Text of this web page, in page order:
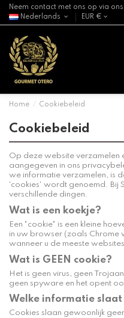
Neem contact met ons op via
Nederlands
EUR €
Home Cookiebeleid
Cookiebeleid
Op deze website verzamelen
aangegeven in ons
we informatie verzamelen, is
'cookies' wordt genoemd. Bij
verschillende dingen.
Wat is een koekje?
Een "cookie" is een kleine
in uw browser (zoals Chrome
wanneer u de meeste
Wat is GEEN cookie?
Het is geen virus, geen
geen spyware en het opent
Welke informatie slaat
Cookies slaan gewoonlijk